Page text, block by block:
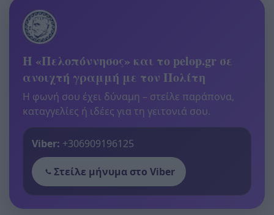
Η «Πελοπόννησος» και το pelop.gr σε
ανοιχτή γραμμή με τον Πολίτη
Η φωνή σου έχει δύναμη – στείλε παράπονα,
καταγγελίες ή ιδέες για τη γειτονιά σου.
Viber: +306909196125
Στείλε μήνυμα στο Viber